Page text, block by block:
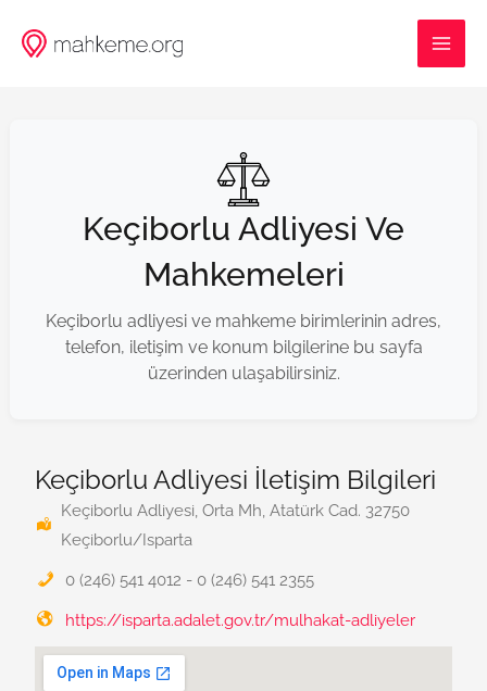
atla
Keçiborlu Adliyesi Ve
Mahkemeleri
Keçiborlu adliyesi ve mahkeme birimlerinin adres,
telefon, iletişim ve konum bilgilerine bu sayfa
üzerinden ulaşabilirsiniz.
Keçiborlu Adliyesi İletişim Bilgileri
Keçiborlu Adliyesi, Orta Mh, Atatürk Cad. 32750
Keçiborlu/Isparta
0 (246) 541 4012 - 0 (246) 541 2355
https://isparta.adalet.gov.tr/mulhakat-adliyeler